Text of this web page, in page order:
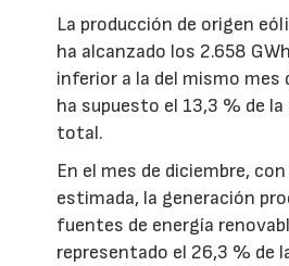
La producción de origen
ha alcanzado los 2.658
inferior a la del mismo mes
ha supuesto el 13,3 % de
total.
En el mes de diciembre,
estimada, la generación
fuentes de energía
representado el 26,3 % de